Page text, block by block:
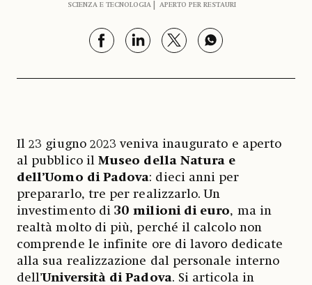
SCIENZA E TECNOLOGIA APERTO PER RESTAURI
Il 23 giugno 2023 veniva inaugurato e aperto
al pubblico ilMuseo della Natura e
dell’Uomo di Padova: dieci anni per
prepararlo, tre per realizzarlo. Un
investimento di30 milioni di euro, ma in
realtà molto di più, perché il calcolo non
comprende le infinite ore di lavoro dedicate
alla sua realizzazione dal personale interno
dell’Università di Padova. Si articola in